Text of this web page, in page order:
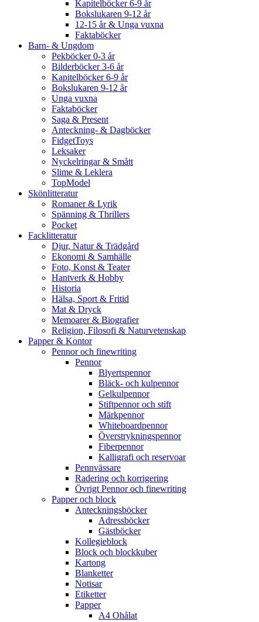
Kapitelböcker 6-9 år
Bokslukaren 9-12 år
12-15 år & Unga vuxna
Faktaböcker
Barn- & Ungdom
Pekböcker 0-3 år
Bilderböcker 3-6 år
Kapitelböcker 6-9 år
Bokslukaren 9-12 år
Unga vuxna
Faktaböcker
Saga & Present
Anteckning- & Dagböcker
FidgetToys
Leksaker
Nyckelringar & Smått
Slime & Leklera
TopModel
Skönlitteratur
Romaner & Lyrik
Spänning & Thrillers
Pocket
Facklitteratur
Djur, Natur & Trädgård
Ekonomi & Samhälle
Foto, Konst & Teater
Hantverk & Hobby
Historia
Hälsa, Sport & Fritid
Mat & Dryck
Memoarer & Biografier
Religion, Filosofi & Naturvetenskap
Papper & Kontor
Pennor och finewriting
Pennor
Blyertspennor
Bläck- och kulpennor
Gelkulpennor
Stiftpennor och stift
Märkpennor
Whiteboardpennor
Överstrykningspennor
Fiberpennor
Kalligrafi och reservoar
Pennvässare
Radering och korrigering
Övrigt Pennor och finewriting
Papper och block
Anteckningsböcker
Adressböcker
Gästböcker
Kollegieblock
Block och blockkuber
Kartong
Blanketter
Notisar
Etiketter
Papper
A4 Ohålat